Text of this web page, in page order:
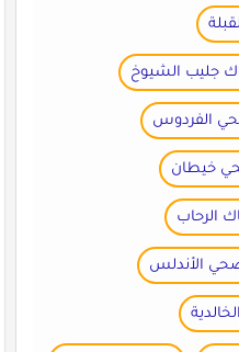
جليب الشيوخ
الفردوس
خيطان
الرحاب
الأندلس